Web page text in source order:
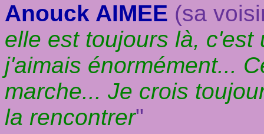
Anouck AIMEE (sa
elle est toujours là, c'est
j'aimais énormément...
marche... Je crois
la rencontrer"